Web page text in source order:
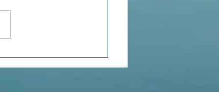
du jour...